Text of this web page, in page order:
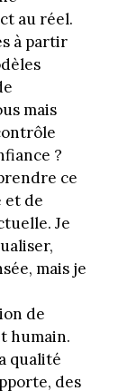
au réel.
à partir
mais
?
ce
et de
Je
mais je
de
humain.
qualité
des